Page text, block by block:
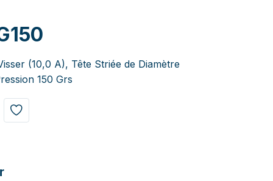
(10,0 A), Tête Striée de Diamètre
150 Grs